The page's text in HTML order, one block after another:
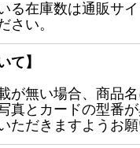
る在庫数は通販サ
さい。
て】
が無い場合、商品
真とカードの型番
ただきますようお願